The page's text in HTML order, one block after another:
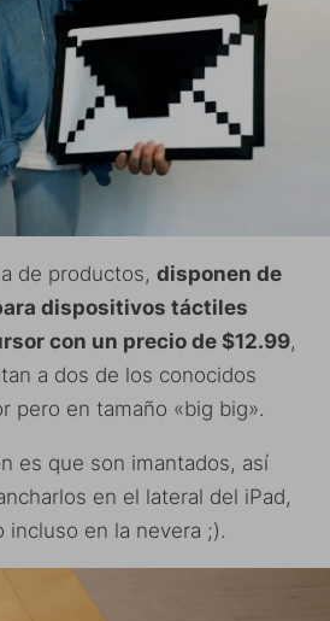
de productos, disponen de
dispositivos táctiles
con un precio de $12.99,
a dos de los conocidos
pero en tamaño «big big».
es que son imantados, así
en el lateral del iPad,
incluso en la nevera ;).